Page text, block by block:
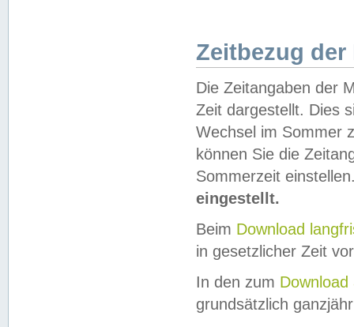
Zeitbezug der
Die Zeitangaben der
Zeit dargestellt. Dies
Wechsel im Sommer
können Sie die
Sommerzeit
eingestellt.
Beim Download
in gesetzlicher Zeit
In den zum Download
grundsätzlich